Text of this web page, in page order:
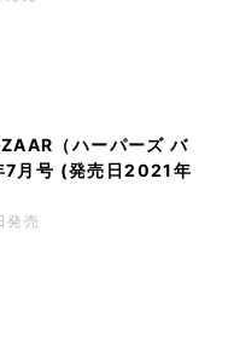
（ハーパーズ バ
月号 (発売日2021年
発売